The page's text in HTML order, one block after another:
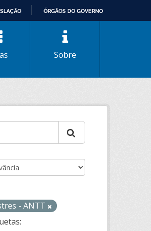
ÓRGÃOS DO GOVERNO
Sobre
- ANTT